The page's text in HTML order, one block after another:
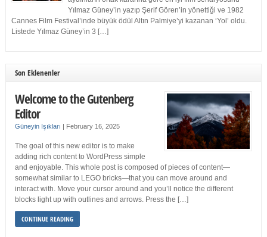
Yılmaz Güney’in yazıp Şerif Gören’in yönettiği ve 1982
Cannes Film Festival’inde büyük ödül Altın Palmiye’yi kazanan ‘Yol’ oldu.
Listede Yılmaz Güney’in 3 […]
Son Eklenenler
Welcome to the Gutenberg
Editor
Güneyin Işıkları | February 16, 2025
The goal of this new editor is to make
adding rich content to WordPress simple
and enjoyable. This whole post is composed of pieces of content—
somewhat similar to LEGO bricks—that you can move around and
interact with. Move your cursor around and you’ll notice the different
blocks light up with outlines and arrows. Press the […]
CONTINUE READING